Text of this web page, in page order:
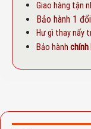
Giao hàng tận
Bảo hành 1
Hư gì thay nấy
Bảo hành chính